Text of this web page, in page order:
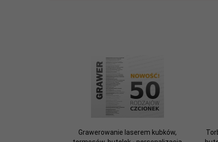
wewnątrz:
stal nierdzewna
Materiał na
stal nierdzewna
Podwójne
ścianki:
tak
Grawerowanie laserem kubków,